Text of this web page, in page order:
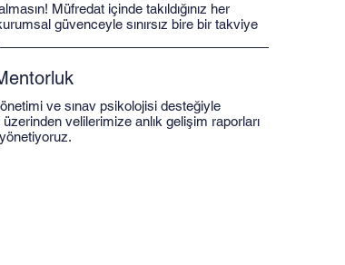
Müfredat içinde takıldığınız her
güvenceyle sınırsız bire bir takviye
ve sınav psikolojisi desteğiyle
üzerinden velilerimize anlık gelişim raporları